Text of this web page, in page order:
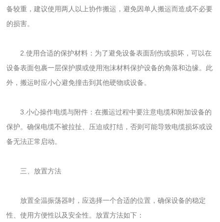
备较重，建议使用两人以上协作搬运，避免因单人搬运而造成不必要
的损害。
2.使用合适的保护材料：为了避免设备表面刮伤或损坏，可以在
设备表面包裹一层保护膜或使用泡沫材料保护设备的角落和边缘。此
外，搬运时应小心避免撞击到其他硬物或设备。
3.小心操作电缆与附件：在搬运过程中要注意电缆和附加设备的
保护。确保电缆不被拉扯、压迫或打结，否则可能导致电缆损坏或设
备无法正常启动。
三、放置方法
放置全温振荡器时，应选择一个合适的位置，确保设备的稳定
性、使用方便性以及安全性。放置方法如下：